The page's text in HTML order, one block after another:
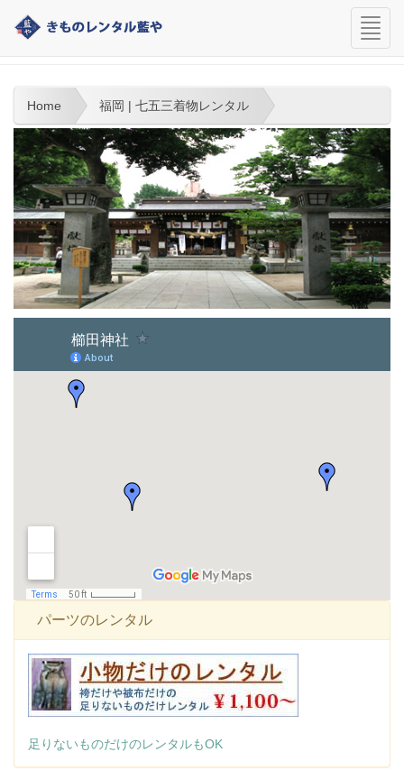
navi
福岡 | 七五三着物レンタル
Home 福岡 | 七五三着物レンタル
より大きな地図で櫛田神社
パーツのレンタル
足りないものだけのレンタルもOK